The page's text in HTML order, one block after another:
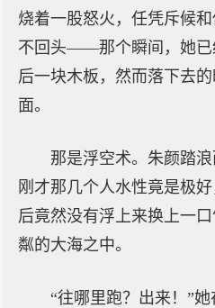
烧着一股怒火，任凭斥候
不回头——那个瞬间，她已
后一块木板，然而落下去
面。
那是浮空术。朱颜踏
刚才那几个人水性竟是极
后竟然没有浮上来换上一
粼的大海之中。
“往哪里跑？出来！”